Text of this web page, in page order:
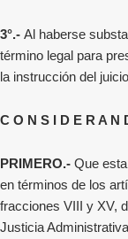
3°.- Al haberse
término legal para
la instrucción del
C O N S I D E R A N
PRIMERO.- Que
en términos de los
fracciones VIII y XV,
Justicia